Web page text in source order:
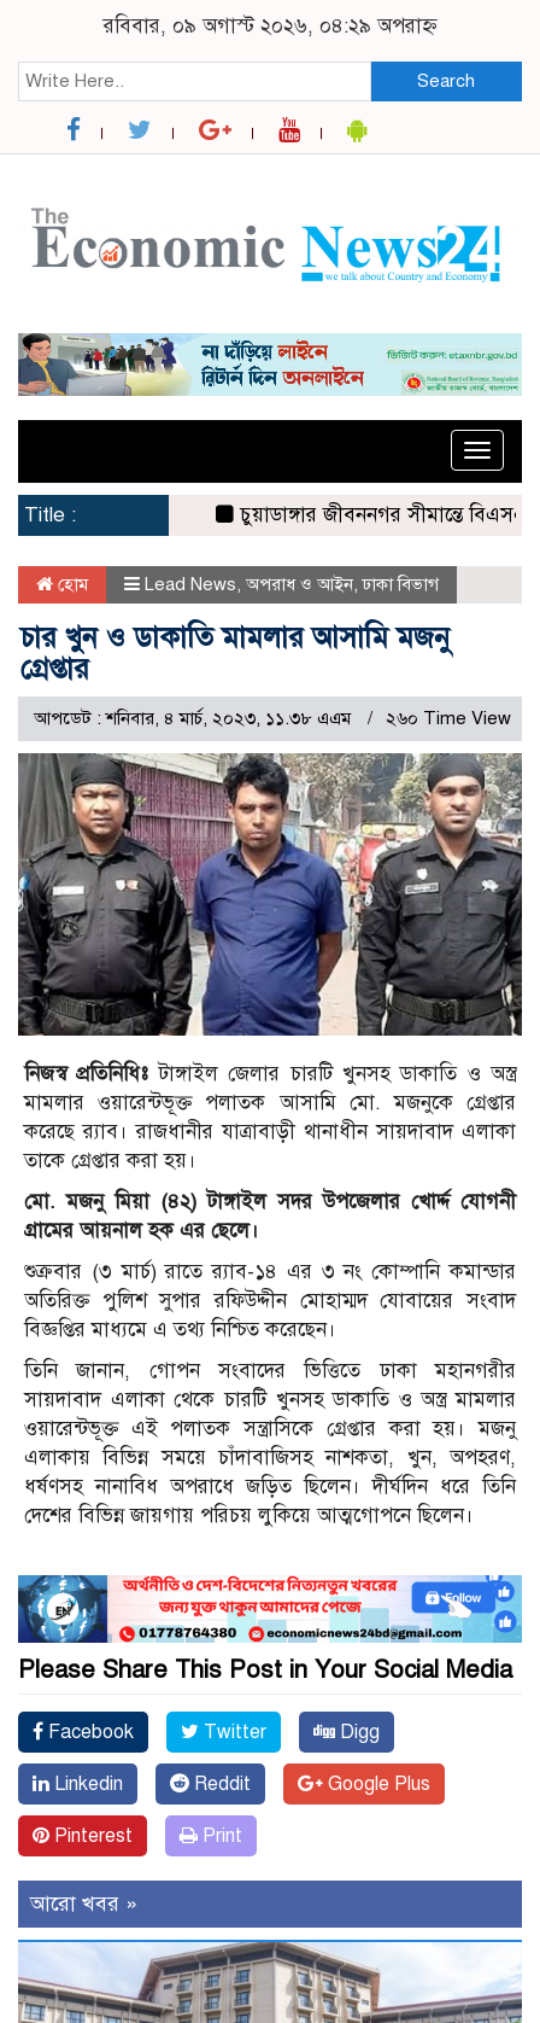
রবিবার, ০৯ অগাস্ট ২০২৬, ০৪:২৯ অপরাহ্ন
Search
Toggle
Title :
চুয়াডাঙ্গার জীবননগর সীমান্তে বিএসএফের
হোম Lead News অপরাধ ও আইন ,ঢাকা বিভাগ
চার খুন ও ডাকাতি মামলার আসামি মজনু
গ্রেপ্তার
আপডেট : শনিবার, ৪ মার্চ, ২০২৩, ১১.৩৮ এএম ২৬০ Time View
নিজস্ব প্রতিনিধিঃ টাঙ্গাইল জেলার চারটি খুনসহ ডাকাতি ও অস্ত্র
মামলার ওয়ারেন্টভূক্ত পলাতক আসামি মো. মজনুকে গ্রেপ্তার
করেছে র‌্যাব। রাজধানীর যাত্রাবাড়ী থানাধীন সায়দাবাদ এলাকা
তাকে গ্রেপ্তার করা হয়।
মো. মজনু মিয়া (৪২) টাঙ্গাইল সদর উপজেলার খোর্দ্দ যোগনী
গ্রামের আয়নাল হক এর ছেলে।
শুক্রবার (৩ মার্চ) রাতে র‌্যাব-১৪ এর ৩ নং কোম্পানি কমান্ডার
অতিরিক্ত পুলিশ সুপার রফিউদ্দীন মোহাম্মদ যোবায়ের সংবাদ
বিজ্ঞপ্তির মাধ্যমে এ তথ্য নিশ্চিত করেছেন।
তিনি জানান, গোপন সংবাদের ভিত্তিতে ঢাকা মহানগরীর
সায়দাবাদ এলাকা থেকে চারটি খুনসহ ডাকাতি ও অস্ত্র মামলার
ওয়ারেন্টভূক্ত এই পলাতক সন্ত্রাসিকে গ্রেপ্তার করা হয়। মজনু
এলাকায় বিভিন্ন সময়ে চাঁদাবাজিসহ নাশকতা, খুন, অপহরণ,
ধর্ষণসহ নানাবিধ অপরাধে জড়িত ছিলেন। দীর্ঘদিন ধরে তিনি
দেশের বিভিন্ন জায়গায় পরিচয় লুকিয়ে আত্মগোপনে ছিলেন।
Please Share This Post in Your Social Media
Facebook Twitter Digg
Linkedin Reddit Google Plus
Pinterest Print
আরো খবর »